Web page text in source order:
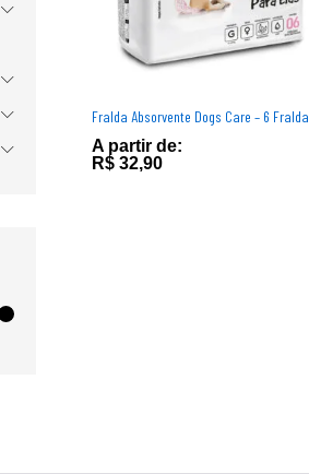
Fralda Absorvente Dogs Care – 6
A partir de:
R$32,90
R$32,90